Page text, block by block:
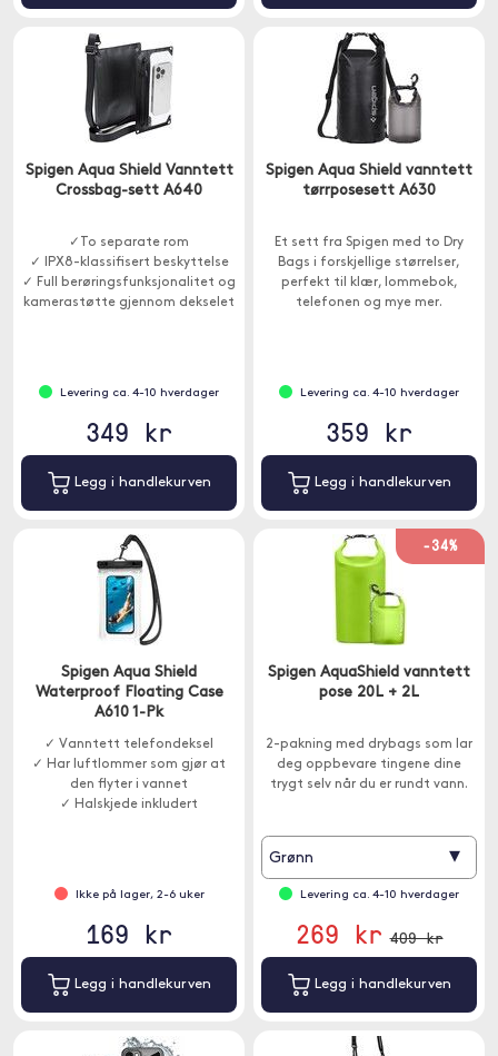
Spigen Aqua Shield Vanntett
Crossbag-sett A640
✓To separate rom
✓ IPX8-klassifisert beskyttelse
✓ Full berøringsfunksjonalitet og
kamerastøtte gjennom dekselet
Levering ca. 4-10 hverdager
349 kr
Legg i handlekurven
Spigen Aqua Shield vanntett
tørrposesett A630
Et sett fra Spigen med to Dry
Bags i forskjellige størrelser,
perfekt til klær, lommebok,
telefonen og mye mer.
Levering ca. 4-10 hverdager
359 kr
Legg i handlekurven
Spigen Aqua Shield
Waterproof Floating Case
A610 1-Pk
✓ Vanntett telefondeksel
✓ Har luftlommer som gjør at
den flyter i vannet
✓ Halskjede inkludert
Ikke på lager, 2-6 uker
169 kr
Legg i handlekurven
-34%
Spigen AquaShield vanntett
pose 20L + 2L
2-pakning med drybags som lar
deg oppbevare tingene dine
trygt selv når du er rundt vann.
Grønn ▾
Levering ca. 4-10 hverdager
269 kr 409 kr
Legg i handlekurven